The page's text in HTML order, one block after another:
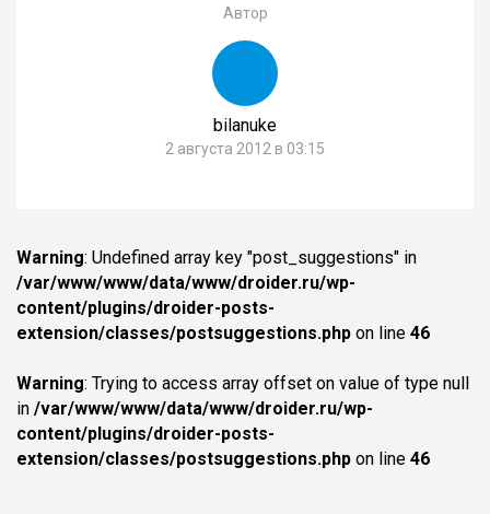
Автор
bilanuke
2 августа 2012 в 03:15
Warning: Undefined array key "post_suggestions" in
/var/www/www/data/www/droider.ru/wp-
content/plugins/droider-posts-
extension/classes/postsuggestions.php on line 46
Warning: Trying to access array offset on value of type null
in /var/www/www/data/www/droider.ru/wp-
content/plugins/droider-posts-
extension/classes/postsuggestions.php on line 46